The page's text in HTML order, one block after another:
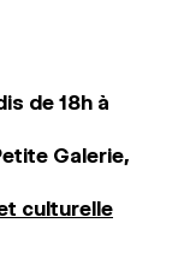
de 18h à
Galerie,
culturelle